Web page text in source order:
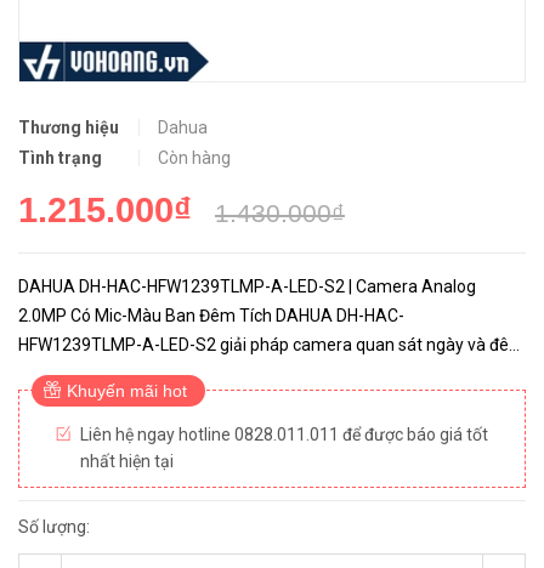
Thương hiệu
Dahua
Tình trạng
Còn hàng
1.215.000₫ 1.430.000₫
DAHUA DH-HAC-HFW1239TLMP-A-LED-S2 | Camera Analog
2.0MP Có Mic-Màu Ban Đêm Tích DAHUA DH-HAC-
HFW1239TLMP-A-LED-S2 giải pháp camera quan sát ngày và đêm
đều có màu nhờ trang bị đèn LED hoạt động theo độ nhạy sáng cực
thấp 0.001Lux/F1.6 theo nhu cầu...
Khuyến mãi hot
Liên hệ ngay hotline 0828.011.011 để được báo giá tốt
nhất hiện tại
Số lượng: